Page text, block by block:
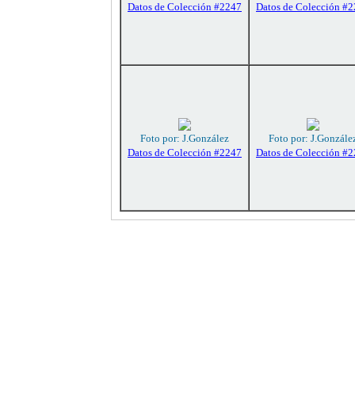
Datos de Colección #2247
Datos de Colección
Foto por: J.González
Datos de Colección #2247
Foto por:
Datos de Colección